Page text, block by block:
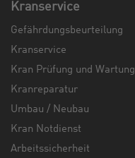
Kranservice
Gefährdungsbeurteilung
Kranservice
Kran Prüfung und Wartung
Kranreparatur
Umbau / Neubau
Kran Notdienst
Arbeitssicherheit